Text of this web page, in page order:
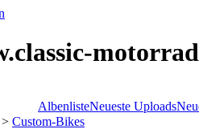
AlbenlisteNeueste Uploads
Custom-Bikes